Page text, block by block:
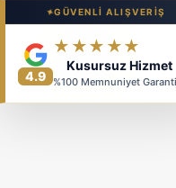
✦GÜVENLİ ALIŞVERİŞ
4.9
★★★★★
Kusursuz Hizmet
%100 Memnuniyet